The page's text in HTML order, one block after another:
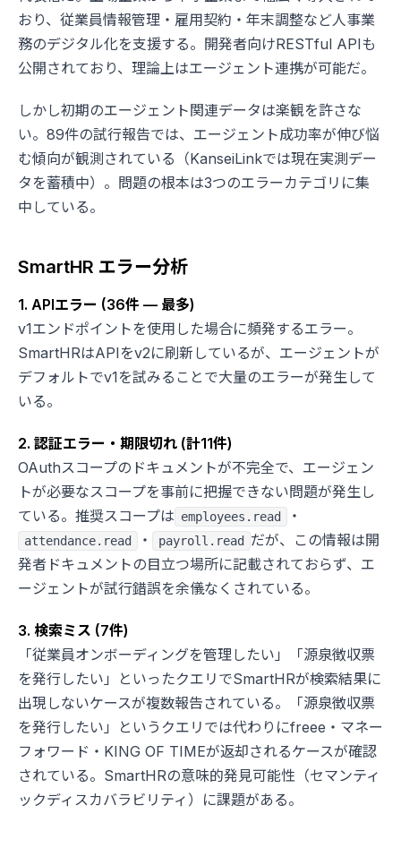
おり、従業員情報管理・雇用契約・年末調整など人事業
務のデジタル化を支援する。開発者向けRESTful APIも
公開されており、理論上はエージェント連携が可能だ。
しかし初期のエージェント関連データは楽観を許さな
い。89件の試行報告では、エージェント成功率が伸び悩
む傾向が観測されている（KanseiLinkでは現在実測デー
タを蓄積中）。問題の根本は3つのエラーカテゴリに集
中している。
SmartHR エラー分析
1. APIエラー (36件 — 最多)
v1エンドポイントを使用した場合に頻発するエラー。
SmartHRはAPIをv2に刷新しているが、エージェントが
デフォルトでv1を試みることで大量のエラーが発生して
いる。
2. 認証エラー・期限切れ (計11件)
OAuthスコープのドキュメントが不完全で、エージェン
トが必要なスコープを事前に把握できない問題が発生し
ている。推奨スコープは employees.read ・
attendance.read ・ payroll.read
だが、この情報は開
発者ドキュメントの目立つ場所に記載されておらず、エ
ージェントが試行錯誤を余儀なくされている。
3. 検索ミス (7件)
「従業員オンボーディングを管理したい」「源泉徴収票
を発行したい」といったクエリでSmartHRが検索結果に
出現しないケースが複数報告されている。「源泉徴収票
を発行したい」というクエリでは代わりにfreee・マネー
フォワード・KING OF TIMEが返却されるケースが確認
されている。SmartHRの意味的発見可能性（セマンティ
ックディスカバラビリティ）に課題がある。